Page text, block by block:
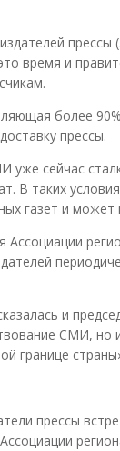
время и
более 90%
прессы.
уже сейчас
В таких
газет и
Ассоциации
и
СМИ, но
границе
прессы